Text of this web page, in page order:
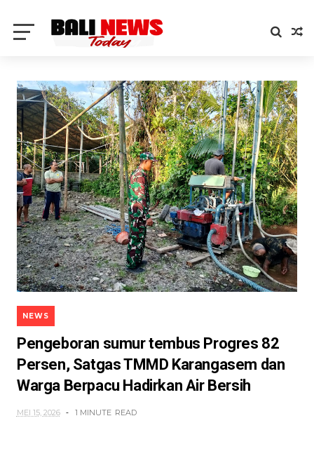
NEWS
Pengeboran sumur tembus Progres 82
Persen, Satgas TMMD Karangasem dan
Warga Berpacu Hadirkan Air Bersih
MEI 15, 2026 1 MINUTE READ